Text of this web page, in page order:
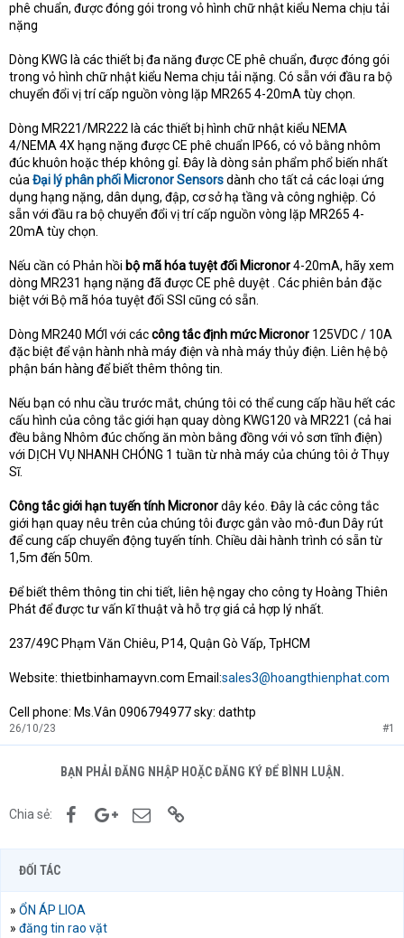
phê chuẩn, được đóng gói trong vỏ hình chữ nhật kiểu Nema chịu tải
nặng
Dòng KWG là các thiết bị đa năng được CE phê chuẩn, được đóng gói
trong vỏ hình chữ nhật kiểu Nema chịu tải nặng. Có sẵn với đầu ra bộ
chuyển đổi vị trí cấp nguồn vòng lặp MR265 4-20mA tùy chọn.
Dòng MR221/MR222 là các thiết bị hình chữ nhật kiểu NEMA
4/NEMA 4X hạng nặng được CE phê chuẩn IP66, có vỏ bằng nhôm
đúc khuôn hoặc thép không gỉ. Đây là dòng sản phẩm phổ biến nhất
củaĐại lý phân phối Micronor Sensorsdành cho tất cả các loại ứng
dụng hạng nặng, dân dụng, đập, cơ sở hạ tầng và công nghiệp. Có
sẵn với đầu ra bộ chuyển đổi vị trí cấp nguồn vòng lặp MR265 4-
20mA tùy chọn.
Nếu cần có Phản hồi bộ mã hóa tuyệt đối Micronor4-20mA, hãy xem
dòng MR231 hạng nặng đã được CE phê duyệt . Các phiên bản đặc
biệt với Bộ mã hóa tuyệt đối SSI cũng có sẵn.
Dòng MR240 MỚI với cáccông tắc định mức Micronor 125VDC / 10A
đặc biệt để vận hành nhà máy điện và nhà máy thủy điện. Liên hệ bộ
phận bán hàng để biết thêm thông tin.
Nếu bạn có nhu cầu trước mắt, chúng tôi có thể cung cấp hầu hết các
cấu hình của công tắc giới hạn quay dòng KWG120 và MR221 (cả hai
đều bằng Nhôm đúc chống ăn mòn bằng đồng với vỏ sơn tĩnh điện)
với DỊCH VỤ NHANH CHÓNG 1 tuần từ nhà máy của chúng tôi ở Thụy
Sĩ.
Công tắc giới hạn tuyến tính Micronordây kéo. Đây là các công tắc
giới hạn quay nêu trên của chúng tôi được gắn vào mô-đun Dây rút
để cung cấp chuyển động tuyến tính. Chiều dài hành trình có sẵn từ
1,5m đến 50m.
Để biết thêm thông tin chi tiết, liên hệ ngay cho công ty Hoàng Thiên
Phát để được tư vấn kĩ thuật và hỗ trợ giá cả hợp lý nhất.
237/49C Phạm Văn Chiêu, P14, Quận Gò Vấp, TpHCM
Website: thietbinhamayvn.com Email:sales3@hoangthienphat.com
Cell phone: Ms.Vân 0906794977 sky: dathtp
26/10/23 #1
BẠN PHẢI ĐĂNG NHẬP HOẶC ĐĂNG KÝ ĐỂ BÌNH LUẬN.
Chia sẻ: FacebookGoogle+Email
ĐỐI TÁC
» ỔN ÁP LIOA
» đăng tin rao vặt